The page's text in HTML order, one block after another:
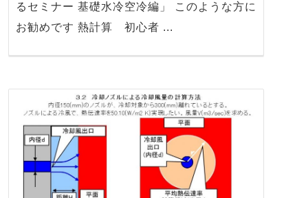
るセミナー 基礎水冷空冷編」 このような方に
お勧めです 熱計算 初心者 ...